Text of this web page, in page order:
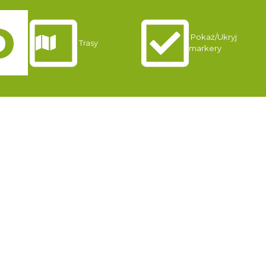
Trasy
Pokaż/Ukryj
markery